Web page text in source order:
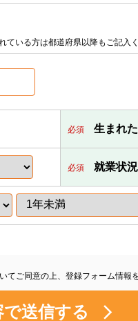
ている方は都道府県以降もご記入
必須 生まれ
必須 就業状況
てご同意の上、登録フォーム情報
送信する